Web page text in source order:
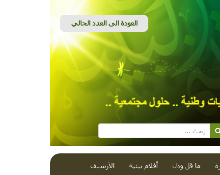
ما قل ودل أفلام بيئية الأرشيف